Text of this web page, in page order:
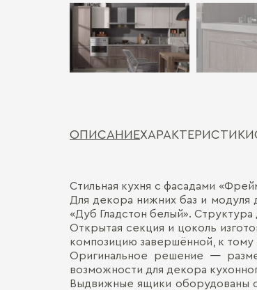
ОПИСАНИЕХАРАКТЕРИСТИКИ
Стильная кухня с фасадами
Для декора нижних баз и модуля
«Дуб Гладстон белый».
Открытая секция и цоколь
композицию завершённой, к тому
Оригинальное решение —
возможности для декора
Выдвижные ящики оборудованы